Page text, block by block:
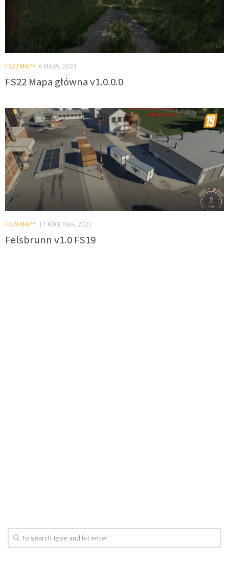
FS22 MAPY 6 MAJA, 2023
FS22 Mapa główna v1.0.0.0
FS19 MAPY 17 KWIETNIA, 2021
Felsbrunn v1.0 FS19